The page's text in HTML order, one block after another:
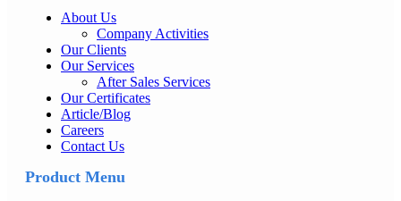
About Us
Company Activities
Our Clients
Our Services
After Sales Services
Our Certificates
Article/Blog
Careers
Contact Us
Product Menu